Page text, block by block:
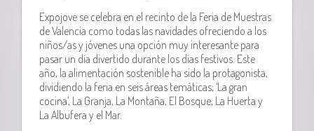
Expojove se celebra en el recinto de la Feria de Muestras
de Valencia como todas las navidades ofreciendo a los
niños/as y jóvenes una opción muy interesante para
pasar un día divertido durante los días festivos. Este
año, la alimentación sostenible ha sido la protagonista,
dividiendo la feria en seis áreas temáticas; ‘La gran
cocina’, La Granja, La Montaña, El Bosque, La Huerta y
La Albufera y el Mar.